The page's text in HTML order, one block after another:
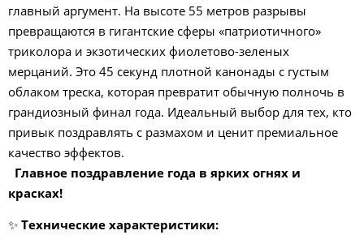
главный аргумент. На высоте 55 метров разрывы
превращаются в гигантские сферы «патриотичного»
триколора и экзотических фиолетово-зеленых
мерцаний. Это 45 секунд плотной канонады с густым
облаком треска, которая превратит обычную полночь в
грандиозный финал года. Идеальный выбор для тех, кто
привык поздравлять с размахом и ценит премиальное
качество эффектов.
Главное поздравление года в ярких огнях и
красках!
✨ Технические характеристики: